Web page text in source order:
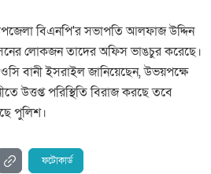
বিএনপি'র সভাপতি আলফাজ উদ্দিন
লোকজন তাদের অফিস ভাঙচুর করেছে।
ওসি বানী ইসরাইল জানিয়েছেন, উভয়পক্ষে
উত্তপ্ত পরিস্থিতি বিরাজ করছে তবে
পুলিশ।
ফটোকার্ড